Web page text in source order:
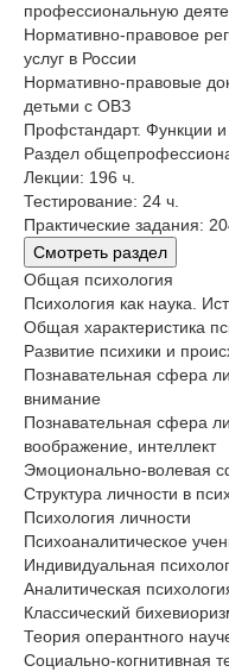
профессиональную
Нормативно-правовое
услуг в России
Нормативно-правовые
детьми с ОВЗ
Профстандарт. Функции
Раздел
Лекции: 196 ч.
Тестирование: 24 ч.
Практические задания:
Смотреть раздел
Общая психология
Психология как наука.
Общая характеристика
Развитие психики и
Познавательная сфера
внимание
Познавательная сфера
воображение, интеллект
Эмоционально-волевая
Структура личности в
Психология личности
Психоаналитическое
Индивидуальная
Аналитическая
Классический
Теория оперантного
Социально-когнитивная